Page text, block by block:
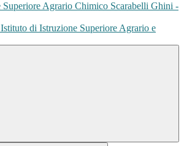
Istituto di Istruzione Superiore Agrario e